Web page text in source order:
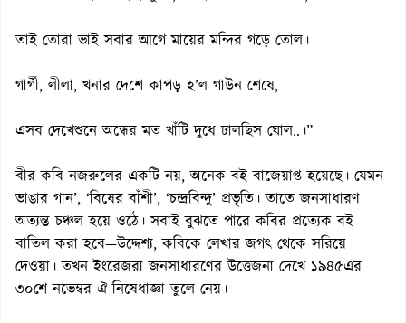
তাই তোরা ভাই সবার আগে মায়ের মন্দির গড়ে তোল।
গার্গী, লীলা, খনার দেশে কাপড় হ’ল গাউন শেষে,
এসব দেখেশুনে অন্ধের মত খাঁটি দুধে ঢালছিস ঘোল..।”
বীর কবি নজরুলের একটি নয়, অনেক বই বাজেয়াপ্ত হয়েছে। যেমন
ভাঙার গান’, ‘বিষের বাঁশী’, ‘চন্দ্রবিন্দু’ প্রভৃতি। তাতে জনসাধারণ
অত্যন্ত চঞ্চল হয়ে ওঠে। সবাই বুঝতে পারে কবির প্রত্যেক বই
বাতিল করা হবে—উদ্দেশ্য, কবিকে লেখার জগৎ থেকে সরিয়ে
দেওয়া। তখন ইংরেজরা জনসাধারণের উত্তেজনা দেখে ১৯৪৫এর
৩০শে নভেম্বর ঐ নিষেধাজ্ঞা তুলে নেয়।